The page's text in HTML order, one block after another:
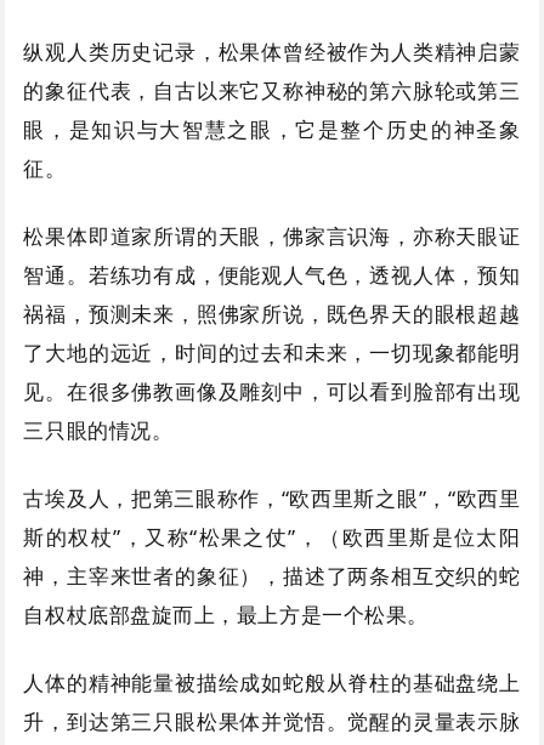
纵观人类历史记录，松果体曾经被作为人类精神启蒙
的象征代表，自古以来它又称神秘的第六脉轮或第三
眼，是知识与大智慧之眼，它是整个历史的神圣象
征。
松果体即道家所谓的天眼，佛家言识海，亦称天眼证
智通。若练功有成，便能观人气色，透视人体，预知
祸福，预测未来，照佛家所说，既色界天的眼根超越
了大地的远近，时间的过去和未来，一切现象都能明
见。在很多佛教画像及雕刻中，可以看到脸部有出现
三只眼的情况。
古埃及人，把第三眼称作，“欧西里斯之眼”，“欧西里
斯的权杖”，又称“松果之仗”，（欧西里斯是位太阳
神，主宰来世者的象征），描述了两条相互交织的蛇
自权杖底部盘旋而上，最上方是一个松果。
人体的精神能量被描绘成如蛇般从脊柱的基础盘绕上
升，到达第三只眼松果体并觉悟。觉醒的灵量表示脉